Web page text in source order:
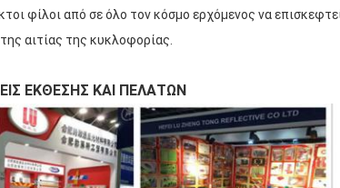
φίλοι από σε όλο τον κόσμο ερχόμενος να
αιτίας της κυκλοφορίας.
ΕΚΘΕΣΗΣ ΚΑΙ ΠΕΛΑΤΩΝ